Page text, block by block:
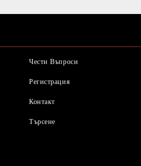
Чести Въпроси
Регистрация
Контакт
Търсене